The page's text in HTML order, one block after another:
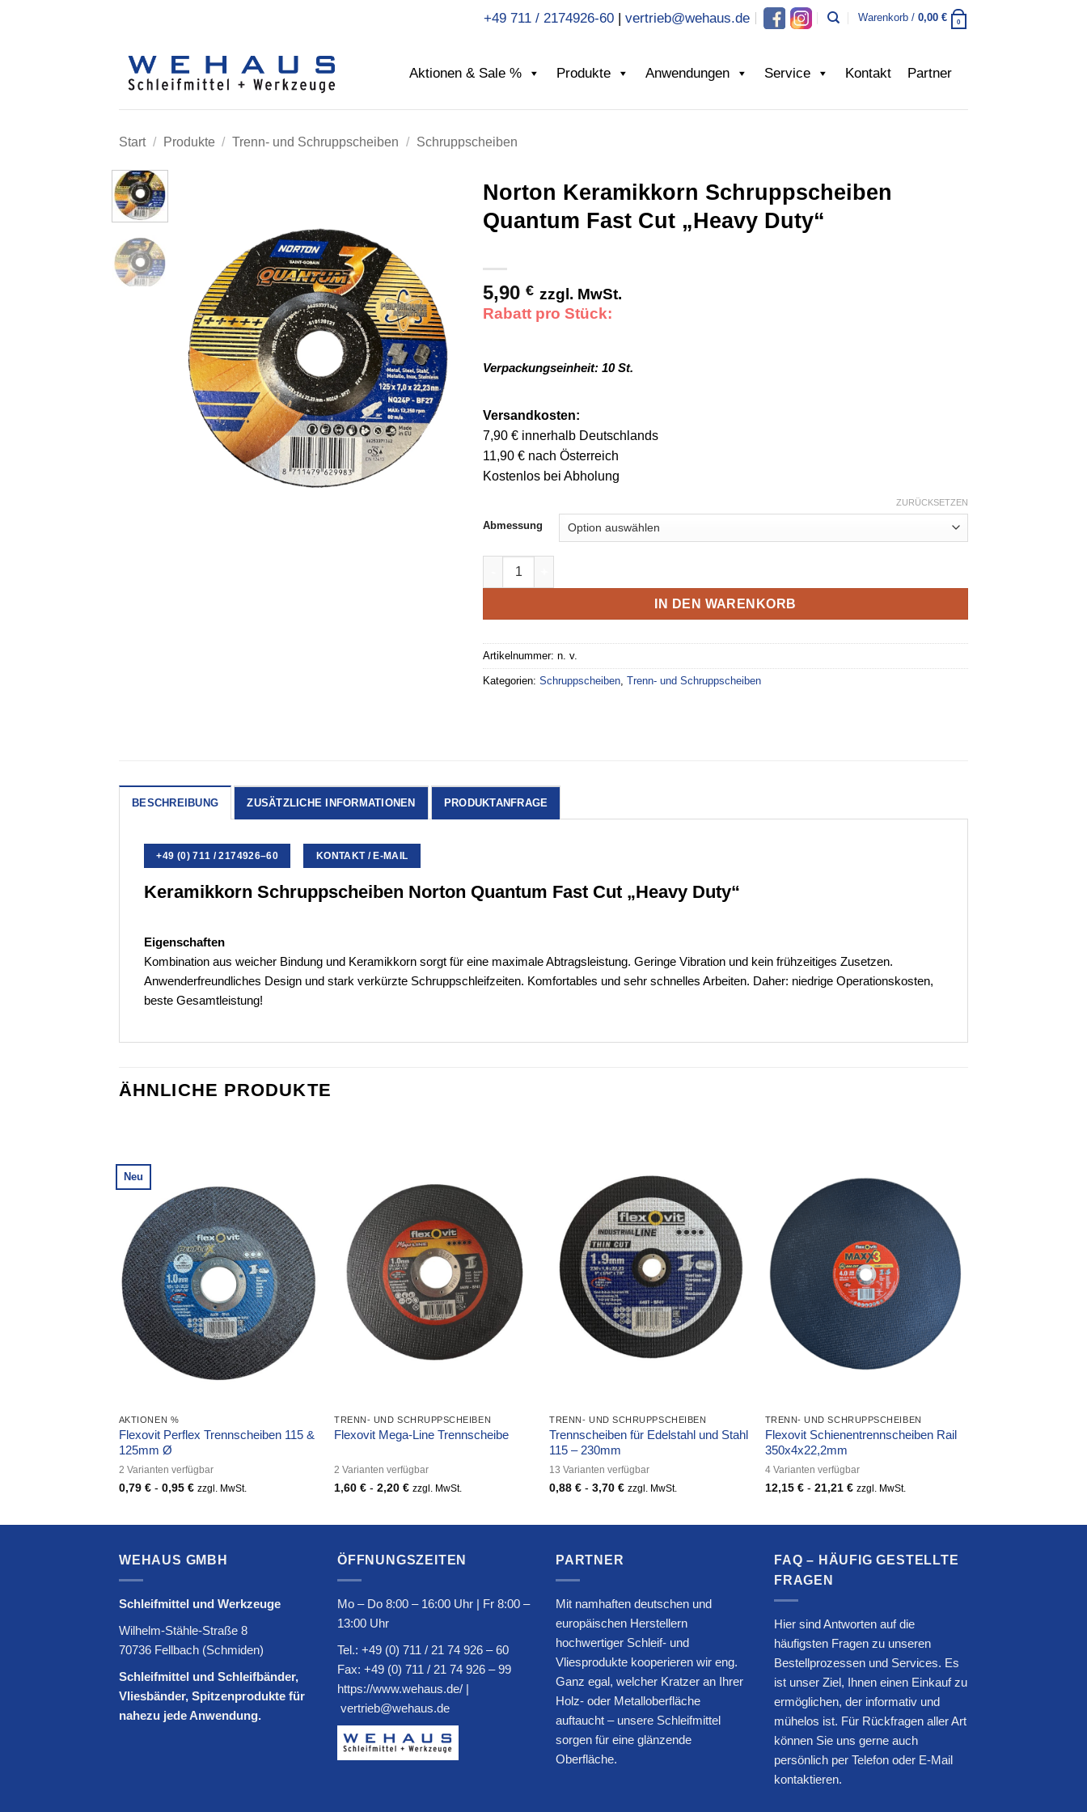
+49 711 / 2174926-60| vertrieb@wehaus.de Warenkorb / 0,00 € 0
Aktionen & Sale % Produkte Anwendungen Service Kontakt Partner
Start / Produkte / Trenn- und Schruppscheiben / Schruppscheiben
Norton Keramikkorn Schruppscheiben
Quantum Fast Cut „Heavy Duty“
5,90 € zzgl. MwSt.
Rabatt pro Stück:
Verpackungseinheit: 10 St.
Versandkosten:
7,90 € innerhalb Deutschlands
11,90 € nach Österreich
Kostenlos bei Abholung
Abmessung
ZURÜCKSETZEN
Norton Keramikkorn Schruppscheiben Quantum Fast Cut „Heavy Duty“ Menge
IN DEN WARENKORB
Artikelnummer: n. v.
Kategorien: Schruppscheiben Trenn- und Schruppscheiben
BESCHREIBUNG ZUSÄTZLICHE INFORMATIONEN PRODUKTANFRAGE
+49 (0) 711 / 2174926–60 KONTAKT / E-MAIL
Keramikkorn Schruppscheiben Norton Quantum Fast Cut „Heavy Duty“
Eigenschaften
Kombination aus weicher Bindung und Keramikkorn sorgt für eine maximale Abtragsleistung. Geringe Vibration und kein frühzeitiges Zusetzen.
Anwenderfreundliches Design und stark verkürzte Schruppschleifzeiten. Komfortables und sehr schnelles Arbeiten. Daher: niedrige Operationskosten,
beste Gesamtleistung!
ÄHNLICHE PRODUKTE
Neu
AKTIONEN %
Flexovit Perflex Trennscheiben 115 &
125mm Ø
2 Varianten verfügbar
0,79 €- 0,95 € zzgl. MwSt.
TRENN- UND SCHRUPPSCHEIBEN
Flexovit Mega-Line Trennscheibe
2 Varianten verfügbar
1,60€ -2,20€ zzgl. MwSt.
TRENN- UND SCHRUPPSCHEIBEN
Trennscheiben für Edelstahl und Stahl
115 – 230mm
13 Varianten verfügbar
0,88€ -3,70€ zzgl. MwSt.
TRENN- UND SCHRUPPSCHEIBEN
Flexovit Schienentrennscheiben Rail
350x4x22,2mm
4 Varianten verfügbar
12,15 €- 21,21 € zzgl. MwSt.
WEHAUS GMBH
Schleifmittel und Werkzeuge
Wilhelm-Stähle-Straße 8
70736 Fellbach (Schmiden)
Schleifmittel und Schleifbänder,
Vliesbänder, Spitzenprodukte für
nahezu jede Anwendung.
ÖFFNUNGSZEITEN
Mo – Do 8:00 – 16:00 Uhr | Fr 8:00 –
13:00 Uhr
Tel.: +49 (0) 711 / 21 74 926 – 60
Fax: +49 (0) 711 / 21 74 926 – 99
https://www.wehaus.de/ |
vertrieb@wehaus.de
PARTNER
Mit namhaften deutschen und
europäischen Herstellern
hochwertiger Schleif- und
Vliesprodukte kooperieren wir eng.
Ganz egal, welcher Kratzer an Ihrer
Holz- oder Metalloberfläche
auftaucht – unsere Schleifmittel
sorgen für eine glänzende
Oberfläche.
FAQ – HÄUFIG GESTELLTE
FRAGEN
Hier sind Antworten auf die
häufigsten Fragen zu unseren
Bestellprozessen und Services. Es
ist unser Ziel, Ihnen einen Einkauf zu
ermöglichen, der informativ und
mühelos ist. Für Rückfragen aller Art
können Sie uns gerne auch
persönlich per Telefon oder E-Mail
kontaktieren.